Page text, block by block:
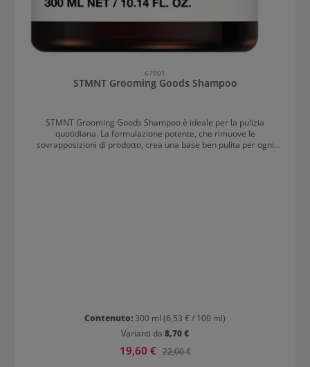
67001
STMNT Grooming Goods Shampoo
STMNT Grooming Goods Shampoo è ideale per la pulizia
quotidiana. La formulazione potente, che rimuove le
sovrapposizioni di prodotto, crea una base ben pulita per ogni
Contenuto: 300 ml (6,53 € / 100 ml)
Varianti da 8,70 €
Prezzo di vendita:
19,60 € Prezzo normale:
22,00 €